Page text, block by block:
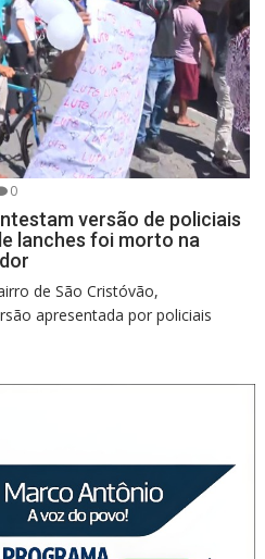
0
versão de policiais
lanches foi morto na
de São Cristóvão,
apresentada por policiais